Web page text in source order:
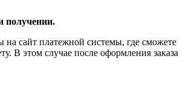
получении.
на сайт платежной системы, где сможете
В этом случае после оформления заказа